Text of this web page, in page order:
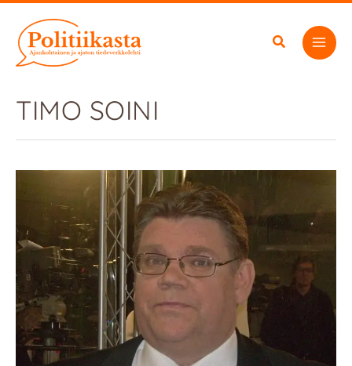
sisältöön
TIMO SOINI